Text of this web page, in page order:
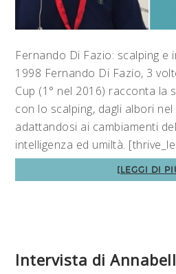
Fernando Di Fazio: scalping e
1998 Fernando Di Fazio, 3
Cup (1° nel 2016) racconta la
con lo scalping, dagli albori
adattandosi ai cambiamenti
intelligenza ed umiltà.
[LEGGI DI
Intervista di